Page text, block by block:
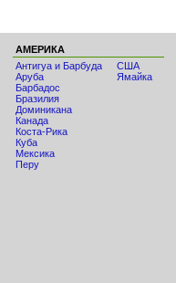
АМЕРИКА
Антигуа и Барбуда
Аруба
Барбадос
Бразилия
Доминикана
Канада
Коста-Рика
Куба
Мексика
Перу
США
Ямайка